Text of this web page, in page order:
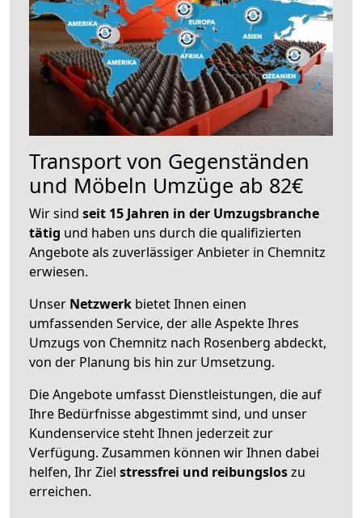
Transport von Gegenständen
und Möbeln Umzüge ab 82€
Wir sind seit 15 Jahren in der Umzugsbranche
tätig und haben uns durch die qualifizierten
Angebote als zuverlässiger Anbieter in Chemnitz
erwiesen.
Unser Netzwerk bietet Ihnen einen
umfassenden Service, der alle Aspekte Ihres
Umzugs von Chemnitz nach Rosenberg abdeckt,
von der Planung bis hin zur Umsetzung.
Die Angebote umfasst Dienstleistungen, die auf
Ihre Bedürfnisse abgestimmt sind, und unser
Kundenservice steht Ihnen jederzeit zur
Verfügung. Zusammen können wir Ihnen dabei
helfen, Ihr Ziel stressfrei und reibungsloszu
erreichen.